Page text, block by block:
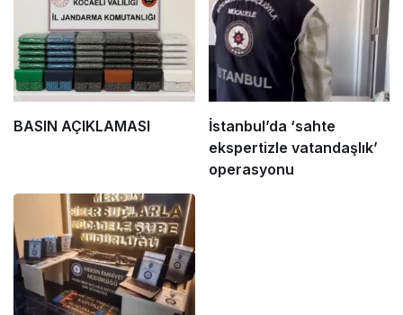
BASIN AÇIKLAMASI
İstanbul’da ‘sahte
ekspertizle vatandaşlık’
operasyonu